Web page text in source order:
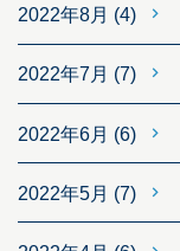
2022年8月 (4)
2022年7月 (7)
2022年6月 (6)
2022年5月 (7)